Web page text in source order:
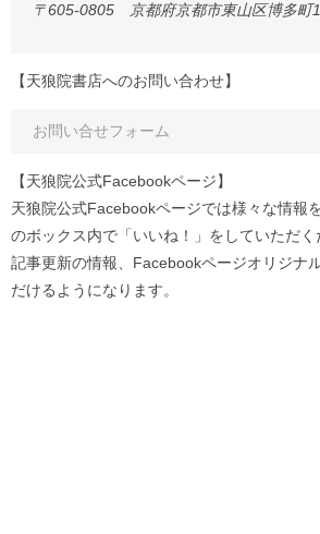
〒605-0805 京都府京都市東山区博多町
【天狼院書店へのお問い合わせ】
お問い合せフォーム
【天狼院公式Facebookページ】
天狼院公式Facebookページでは様々な情報
のボックス内で「いいね！」をしていただ
記事更新の情報、Facebookページオリジナ
だけるようになります。